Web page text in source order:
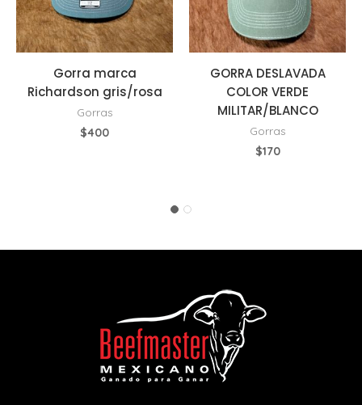
Gorra marca
Richardson gris/rosa
Gorras
$400
GORRA DESLAVADA
COLOR VERDE
MILITAR/BLANCO
Gorras
$170